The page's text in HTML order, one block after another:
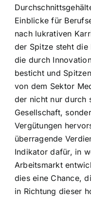
Einblicke für
nach lukrativen
der Spitze steht
die durch
besticht und
von dem Sektor
der nicht nur durch
Gesellschaft,
Vergütungen
überragende
Indikator dafür, in
Arbeitsmarkt
dies eine Chance,
in Richtung dieser